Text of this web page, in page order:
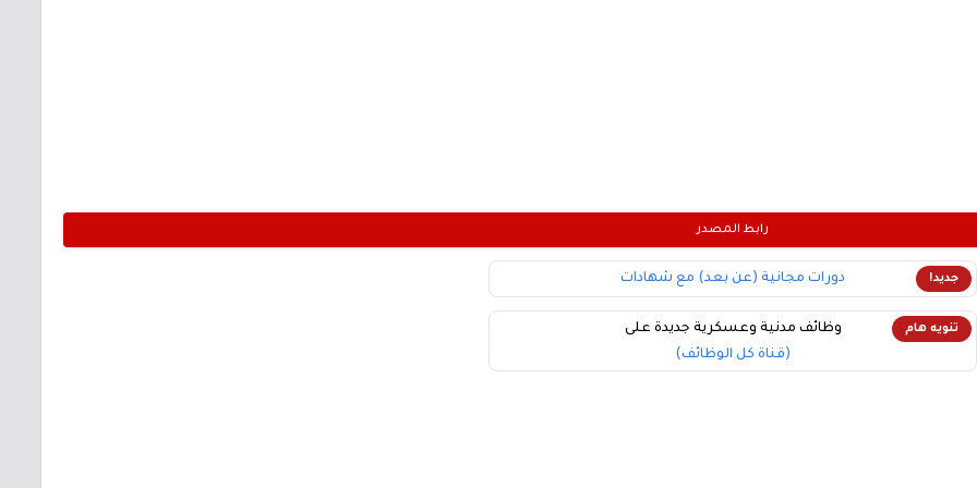
رابط المصدر
جديد! دورات مجانية (عن بعد) مع شهادات
تنويه هام
وظائف مدنية وعسكرية جديدة على
(قناة كل الوظائف)